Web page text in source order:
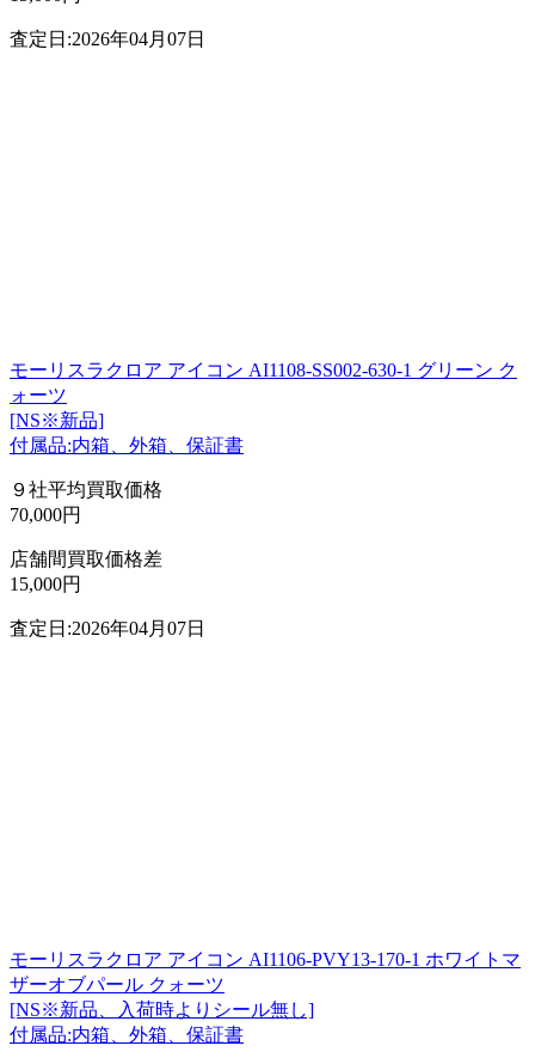
査定日:2026年04月07日
モーリスラクロア アイコン AI1108-SS002-630-1 グリーン ク
ォーツ
[NS※新品]
付属品:内箱、外箱、保証書
９社平均買取価格
70,000円
店舗間買取価格差
15,000円
査定日:2026年04月07日
モーリスラクロア アイコン AI1106-PVY13-170-1 ホワイトマ
ザーオブパール クォーツ
[NS※新品、入荷時よりシール無し]
付属品:内箱、外箱、保証書